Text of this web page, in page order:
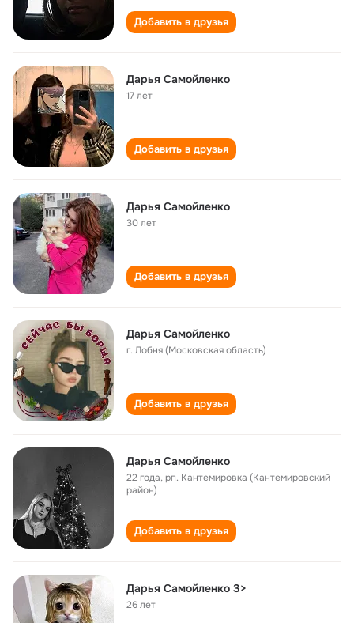
Добавить в друзья
Дарья Самойленко
17 лет
Добавить в друзья
Дарья Самойленко
30 лет
Добавить в друзья
Дарья Самойленко
г. Лобня (Московская область)
Добавить в друзья
Дарья Самойленко
22 года,рп. Кантемировка (Кантемировский
район)
Добавить в друзья
Дарья Самойленко 3>
26 лет